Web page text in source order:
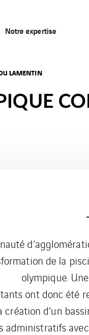
Notre expertise
LAMENTIN
de la
olympique.
ont donc été
d’un
administratifs